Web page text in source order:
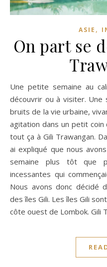
ASIE ,
On part se
Une petite semaine au calme sans rien avoir à faire, à
découvrir ou à visiter. Une
bruits de la vie urbaine,
agitation dans un petit
tout ça à Gili Trawangan.
ai expliqué que nous
semaine plus tôt que
incessantes qui
Nous avons donc décidé
des îles Gili. Les îles Gili
côte ouest de Lombok. Gili